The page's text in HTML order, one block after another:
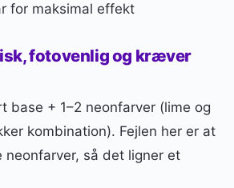
for maksimal effekt
fotovenlig og kræver
base + 1–2 neonfarver (lime og
kombination). Fejlen her er at
neonfarver, så det ligner et